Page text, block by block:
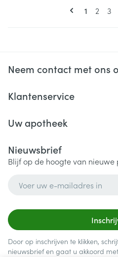
U lees
1 Pagina
2 3
Neem contact met ons
Klantenservice
Uw apotheek
Nieuwsbrief
Blijf op de hoogte van
Door op inschrijven te klikken,
nieuwsbrief en gaat u akkoord